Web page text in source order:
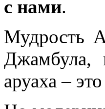
с нами.
Мудрость
Джамбула,
аруаха –